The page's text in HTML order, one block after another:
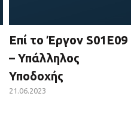
Επί το Έργον S01E09
– Υπάλληλος
Υποδοχής
21.06.2023